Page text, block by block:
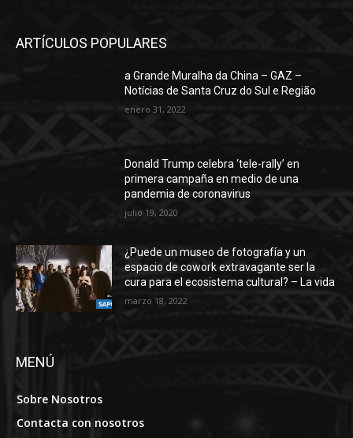
ARTÍCULOS POPULARES
a Grande Muralha da China – GAZ –
Notícias de Santa Cruz do Sul e Região
enero 31, 2022
Donald Trump celebra ‘tele-rally’ en
primera campaña en medio de una
pandemia de coronavirus
julio 19, 2020
¿Puede un museo de fotografía y un
espacio de cowork extravagante ser la
cura para el ecosistema cultural? – La vida
marzo 18, 2022
MENÚ
Sobre Nosotros
Contacta con nosotros